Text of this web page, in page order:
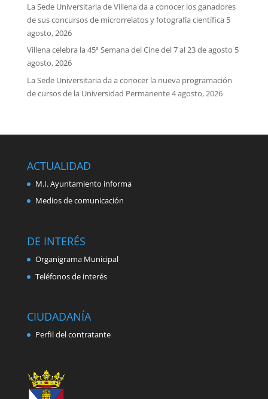
La Sede Universitaria de Villena da a conocer los ganadores
de sus concursos de microrrelatos y fotografía científica 5
agosto, 2026
Villena celebra la 45ª Semana del Cine del 7 al 23 de agosto 5
agosto, 2026
La Sede Universitaria da a conocer la nueva programación
de cursos de la Universidad Permanente4 agosto, 2026
ACTUALIDAD
M.I. Ayuntamiento informa
Medios de comunicación
DE INTERÉS
Organigrama Municipal
Teléfonos de interés
CIUDADANÍA
Perfil del contratante